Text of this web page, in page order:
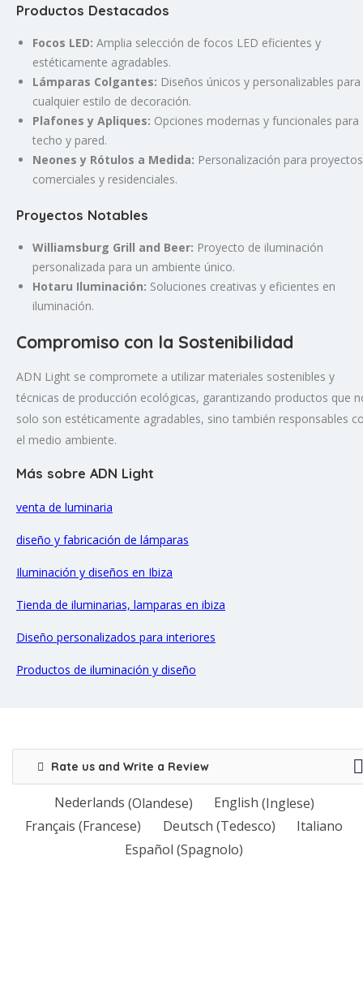
Productos Destacados
Focos LED: Amplia selección de focos LED eficientes y
estéticamente agradables.
Lámparas Colgantes: Diseños únicos y personalizables para
cualquier estilo de decoración.
Plafones y Apliques: Opciones modernas y funcionales para
techo y pared.
Neones y Rótulos a Medida: Personalización para proyectos
comerciales y residenciales.
Proyectos Notables
Williamsburg Grill and Beer: Proyecto de iluminación
personalizada para un ambiente único.
Hotaru Iluminación: Soluciones creativas y eficientes en
iluminación.
Compromiso con la Sostenibilidad
ADN Light se compromete a utilizar materiales sostenibles y
técnicas de producción ecológicas, garantizando productos que
solo son estéticamente agradables, sino también responsables
el medio ambiente.
Más sobre ADN Light
venta de luminaria
diseño y fabricación de lámparas
Iluminación y diseños en Ibiza
Tienda de iluminarias, lamparas en ibiza
Diseño personalizados para interiores
Productos de iluminación y diseño
Rate us and Write a Review
Nederlands (Olandese) English (Inglese)
Français (Francese) Deutsch (Tedesco)
Italiano
Español (Spagnolo)